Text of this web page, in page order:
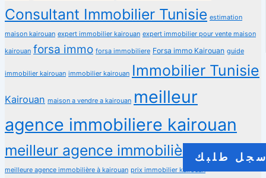
طلبك
Consultant Immobilier Tunisie estimation
maison kairouan expert immobilier kairouan expert immobilier pour vente maison
kairouan forsa immo forsa immobiliere Forsa immo Kairouan guide
immobilier kairouan immobilier kairouan Immobilier Tunisie
Kairouan maison a vendre a kairouan meilleur
agence immobiliere kairouan
meilleur agence immobilière tunisie
meilleure agence immobilière à kairouan prix immobilier kairouan